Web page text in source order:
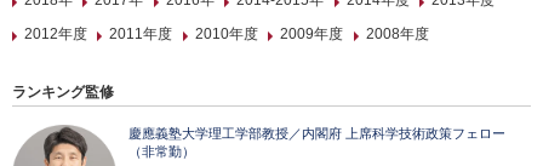
2012年度
2011年度 2010年度 2009年度 2008年度
ランキング監修
慶應義塾大学理工学部教授／内閣府 上席科学技術政策フェロー
（非常勤）